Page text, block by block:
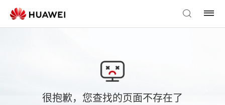
很抱歉，您查找的页面不存在了